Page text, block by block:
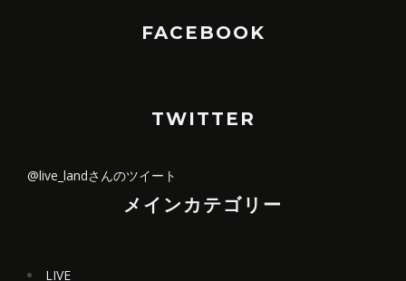
FACEBOOK
TWITTER
@live_landさんのツイート
メインカテゴリー
LIVE